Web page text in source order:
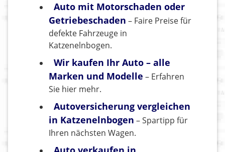
Auto mit Motorschaden oder
Getriebeschaden – Faire Preise für
defekte Fahrzeuge in
Katzenelnbogen.
Wir kaufen Ihr Auto – alle
Marken und Modelle – Erfahren
Sie hier mehr.
Autoversicherung vergleichen
in Katzenelnbogen – Spartipp für
Ihren nächsten Wagen.